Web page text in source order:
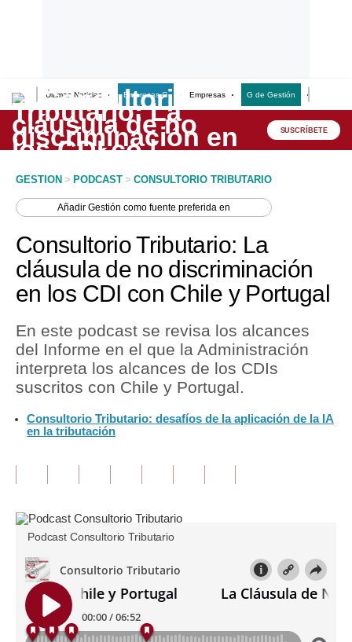
Últimas Noticias Empresas G Empresas G de Gestión
Lo último
Peru Quiosco
Economía
Mercados
Política
Tu Dinero
Finanzas Personales
Editorial
Pregunta de hoy
Blogs
Tendencias
SUSCRÍBETE
GESTION > PODCAST > CONSULTORIO TRIBUTARIO
AñadirGestión como fuente preferida en
Consultorio Tributario: La
cláusula de no discriminación
en los CDI con Chile y Portugal
En este podcast se revisa los alcances
del Informe en el que la Administración
interpreta los alcances de los CDIs
suscritos con Chile y Portugal.
Consultorio Tributario: desafíos de la aplicación de la IA
en la tributación
Podcast Consultorio Tributario